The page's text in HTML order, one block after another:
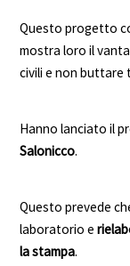
Questo progetto
mostra loro il
civili e non buttare
Hanno lanciato il
Salonicco.
Questo prevede
laboratorio e
la stampa.